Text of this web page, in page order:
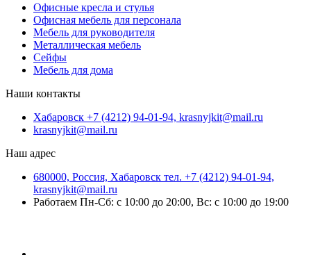
Офисные кресла и стулья
Офисная мебель для персонала
Мебель для руководителя
Металлическая мебель
Сейфы
Мебель для дома
Наши контакты
Хабаровск +7 (4212) 94-01-94, krasnyjkit@mail.ru
krasnyjkit@mail.ru
Наш адрес
680000, Россия, Хабаровск тел. +7 (4212) 94-01-94,
krasnyjkit@mail.ru
Работаем Пн-Сб: с 10:00 до 20:00, Вс: с 10:00 до 19:00